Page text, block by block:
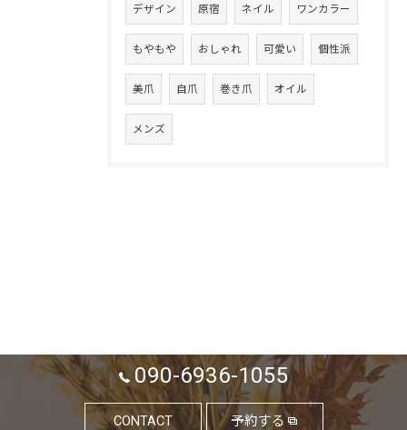
デザイン 原宿 ネイル ワンカラー
もやもや おしゃれ 可愛い 個性派
美爪 自爪 巻き爪 オイル
メンズ
090-6936-1055
CONTACT 予約する